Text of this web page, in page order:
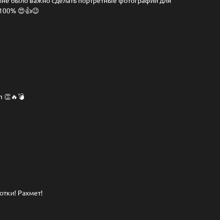
😍👍😉
👏🔥💣
Рахмет!